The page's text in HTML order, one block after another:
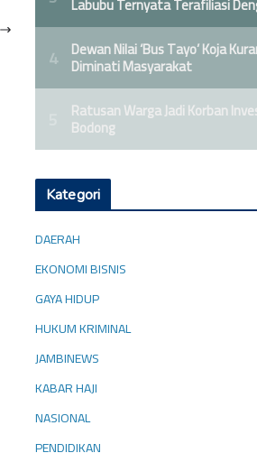
Kategori
DAERAH
EKONOMI BISNIS
GAYA HIDUP
HUKUM KRIMINAL
JAMBINEWS
KABAR HAJI
NASIONAL
PENDIDIKAN